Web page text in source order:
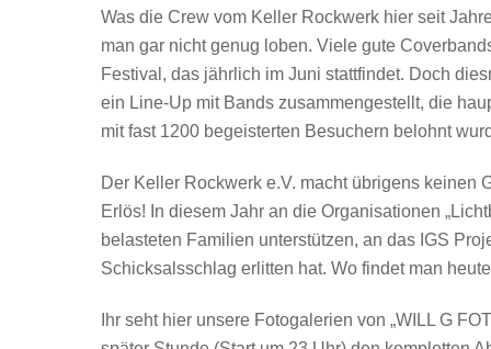
Was die Crew vom Keller Rockwerk hier seit
man gar nicht genug loben. Viele gute
Festival, das jährlich im Juni stattfindet. Doch
ein Line-Up mit Bands zusammengestellt, die
mit fast 1200 begeisterten Besuchern belohnt
Der Keller Rockwerk e.V. macht übrigens keinen
Erlös! In diesem Jahr an die Organisationen
belasteten Familien unterstützen, an das IGS
Schicksalsschlag erlitten hat. Wo findet man
Ihr seht hier unsere Fotogalerien von „WILL G